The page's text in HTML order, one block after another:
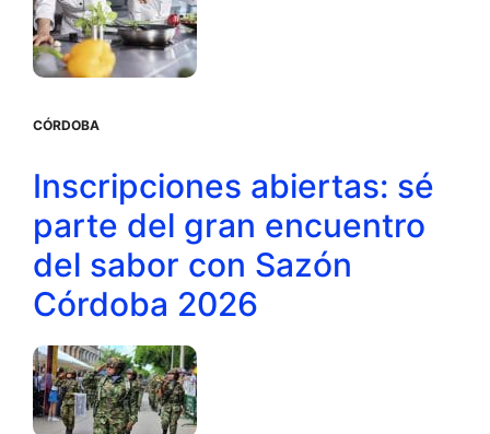
CÓRDOBA
Inscripciones abiertas: sé
parte del gran encuentro
del sabor con Sazón
Córdoba 2026